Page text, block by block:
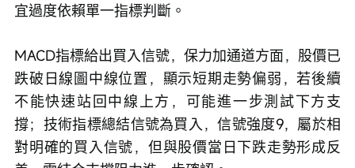
宜過度依賴單一指標判斷。
MACD指標給出買入信號，保力加通道方面，股價已
跌破日線圖中線位置，顯示短期走勢偏弱，若後續
不能快速站回中線上方，可能進一步測試下方支
撐；技術指標總結信號為買入，信號強度9，屬於相
對明確的買入信號，但與股價當日下跌走勢形成反